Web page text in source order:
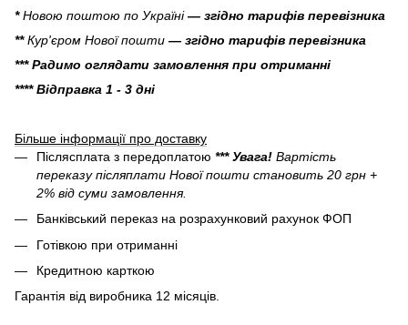
*Новою поштою по Україні— згідно тарифів перевізника
**Кур'єром Нової пошти — згідно тарифів перевізника
*** Радимо оглядати замовлення при отриманні
**** Відправка 1 - 3 дні
Більше інформації про доставку
Післясплата з передоплатою *** Увага! Вартість
переказу післяплати Нової пошти становить 20 грн +
2% від суми замовлення.
Банківський переказ на розрахунковий рахунок ФОП
Готівкою при отриманні
Кредитною карткою
Гарантія від виробника 12 місяців.